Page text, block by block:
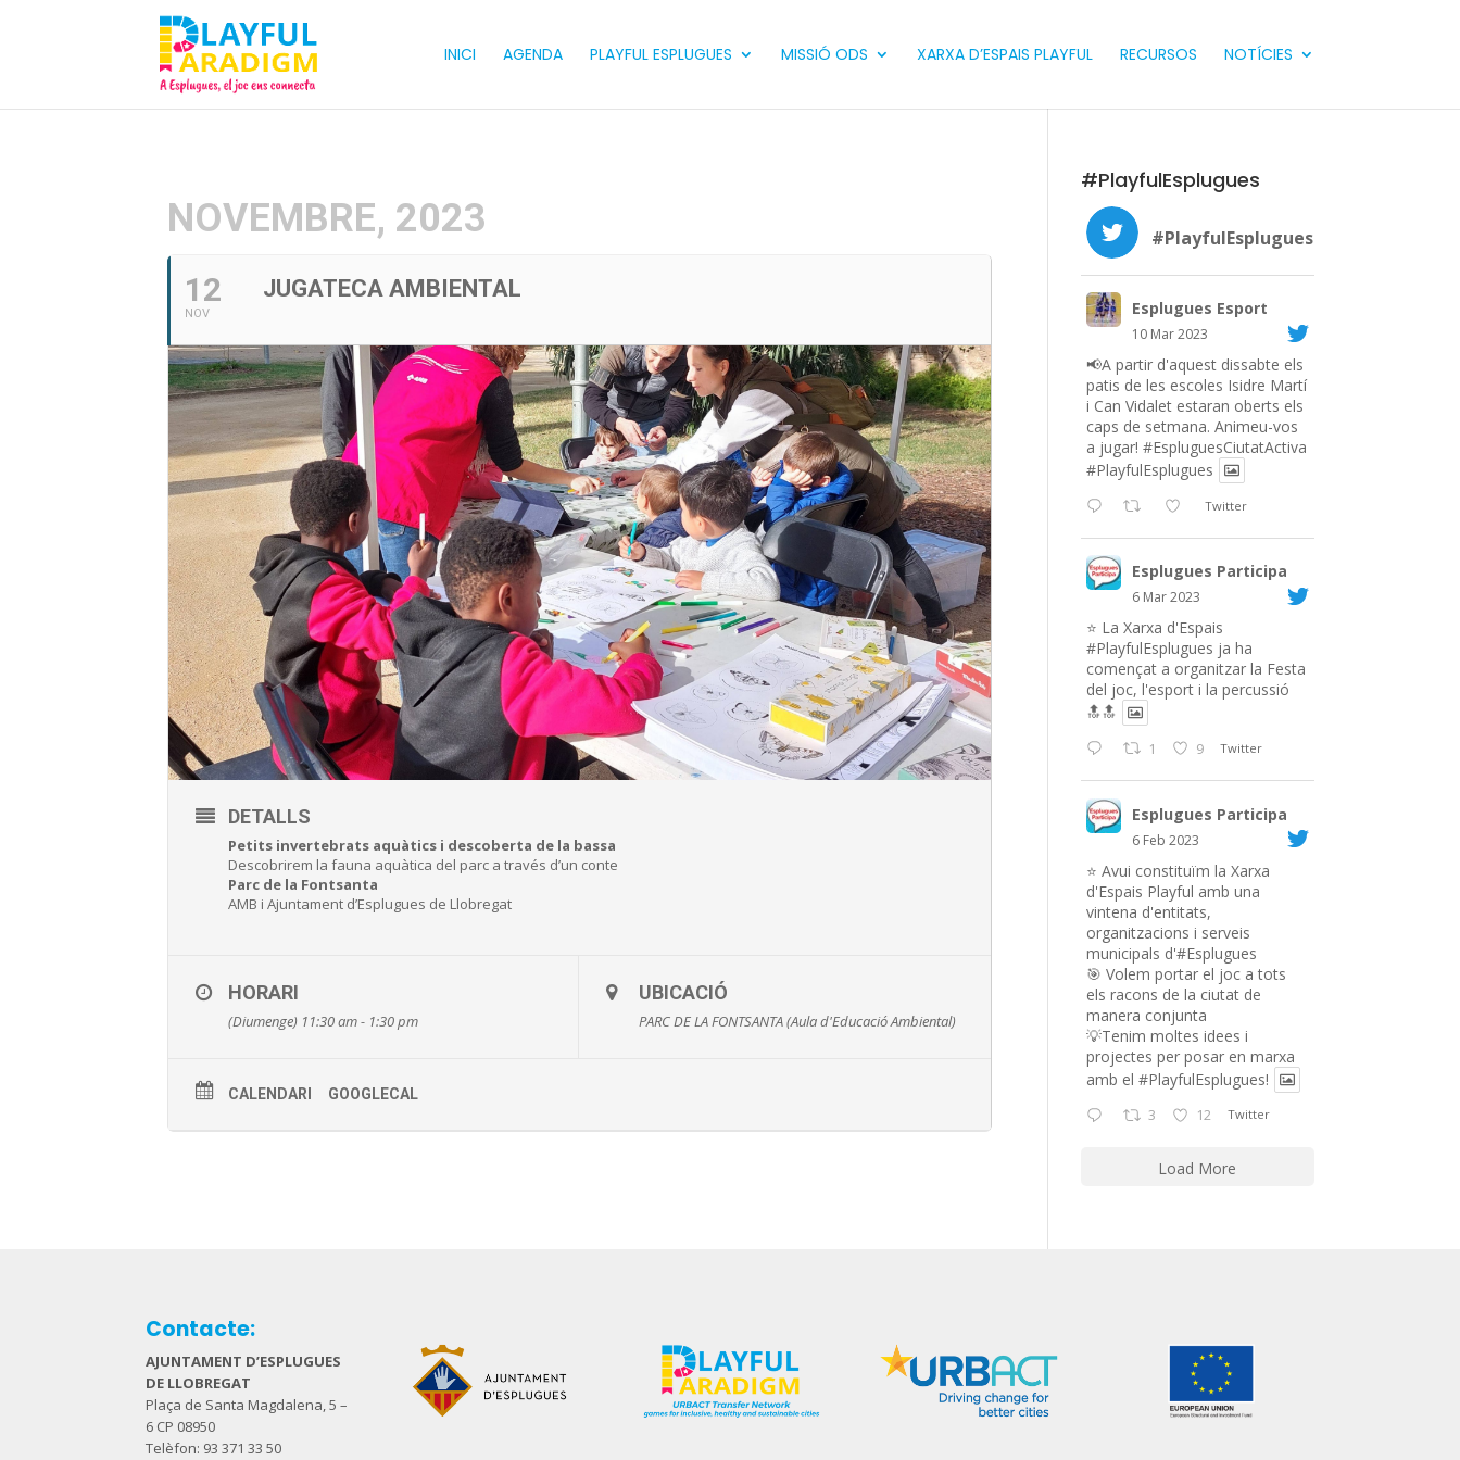
INICI AGENDA PLAYFUL ESPLUGUES MISSIÓ ODS XARXA D’ESPAIS PLAYFUL RECURSOS NOTÍCIES
NOVEMBRE, 2023
12
NOV
JUGATECA AMBIENTAL
DETALLS
Petits invertebrats aquàtics i descoberta de la bassa
Descobrirem la fauna aquàtica del parc a través d’un conte
Parc de la Fontsanta
AMB i Ajuntament d’Esplugues de Llobregat
HORARI
(Diumenge) 11:30 am - 1:30 pm
UBICACIÓ
PARC DE LA FONTSANTA (Aula d'Educació Ambiental)
CALENDARI GOOGLECAL
#PlayfulEsplugues
#PlayfulEsplugues
Esplugues Esport
10 Mar 2023
📢A partir d'aquest dissabte els
patis de les escoles Isidre Martí
i Can Vidalet estaran oberts els
caps de setmana. Animeu-vos
a jugar! #EspluguesCiutatActiva
#PlayfulEsplugues
Twitter
Esplugues Participa
6 Mar 2023
⭐️ La Xarxa d'Espais
#PlayfulEsplugues ja ha
començat a organitzar la Festa
del joc, l'esport i la percussió
🔝🔝
1 9 Twitter
Esplugues Participa
6 Feb 2023
⭐️ Avui constituïm la Xarxa
d'Espais Playful amb una
vintena d'entitats,
organitzacions i serveis
municipals d'#Esplugues
🎯 Volem portar el joc a tots
els racons de la ciutat de
manera conjunta
💡Tenim moltes idees i
projectes per posar en marxa
amb el #PlayfulEsplugues!
3 12 Twitter
Load More
Contacte:
AJUNTAMENT D’ESPLUGUES
DE LLOBREGAT
Plaça de Santa Magdalena, 5 –
6 CP 08950
Telèfon: 93 371 33 50